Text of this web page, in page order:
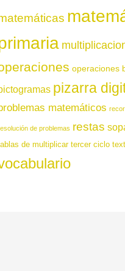
operaciones
pizarra
matemáticos
de problemas restas
de multiplicar tercer ciclo